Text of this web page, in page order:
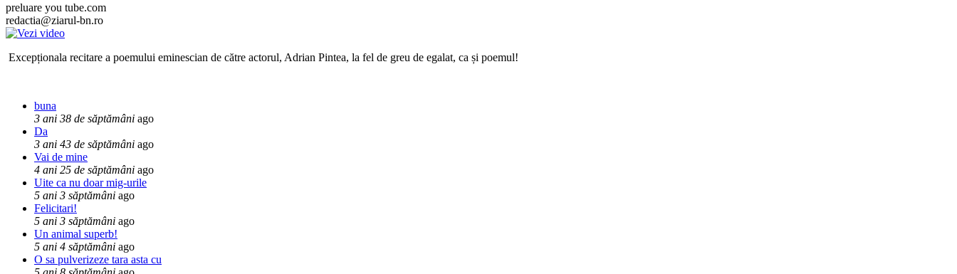
preluare you tube.com
redactia@ziarul-bn.ro
Excepționala recitare a poemului eminescian de către actorul, Adrian Pintea, la fel de greu de egalat, ca și poemul!
buna
3 ani 38 de săptămâni ago
Da
3 ani 43 de săptămâni ago
Vai de mine
4 ani 25 de săptămâni ago
Uite ca nu doar mig-urile
5 ani 3 săptămâni ago
Felicitari!
5 ani 3 săptămâni ago
Un animal superb!
5 ani 4 săptămâni ago
O sa pulverizeze tara asta cu